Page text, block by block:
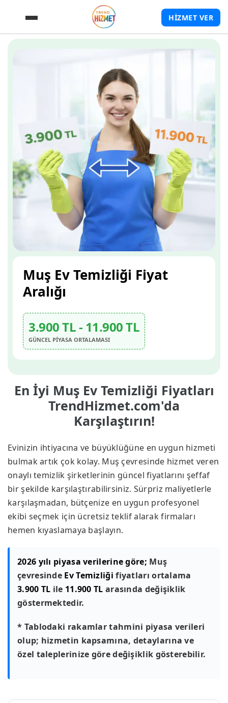
HİZMET VER
En İyi Muş Ev Temizliği Fiyatları
TrendHizmet.com'da
Karşılaştırın!
Evinizin ihtiyacına ve büyüklüğüne en uygun hizmeti
bulmak artık çok kolay. Muş çevresinde hizmet veren
onaylı temizlik şirketlerinin güncel fiyatlarını şeffaf
bir şekilde karşılaştırabilirsiniz. Sürpriz maliyetlerle
karşılaşmadan, bütçenize en uygun profesyonel
ekibi seçmek için ücretsiz teklif alarak firmaları
hemen kıyaslamaya başlayın.
2026 yılı piyasa verilerine göre; Muş
çevresinde Ev Temizliği fiyatları ortalama
3.900 TL ile 11.900 TL arasında değişiklik
göstermektedir.
* Tablodaki rakamlar tahmini piyasa verileri
olup; hizmetin kapsamına, detaylarına ve
özel taleplerinize göre değişiklik gösterebilir.
Muş Ev Temizliği Fiyat
Aralığı
3.900 TL - 11.900 TL
GÜNCEL PİYASA ORTALAMASI